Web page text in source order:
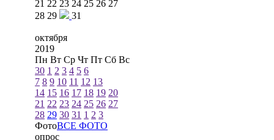
21 22 23 24 25 26 27
28 29 31
октября
2019
Пн Вт Ср Чт Пт Сб Вс
30 1 2 3 4 5 6
7 8 9 10 11 12 13
14 15 16 17 18 19 20
21 22 23 24 25 26 27
28 29 30 31 1 2 3
ФотоВСЕ ФОТО
опрос